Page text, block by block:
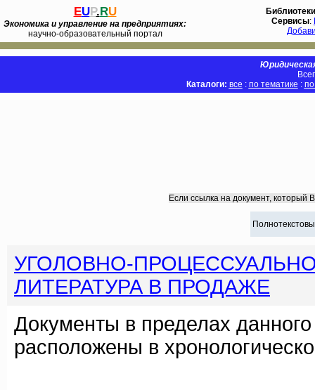
EUP.RU
Экономика и управление на предприятиях:
научно-образовательный портал
Библиотеки
Сервисы:
Каталоги: все : по тематике :
Если ссылка на документ, который
УГОЛОВНО-
ЛИТЕРАТУРА В ПРОДАЖЕ
Документы в пределах
расположены в